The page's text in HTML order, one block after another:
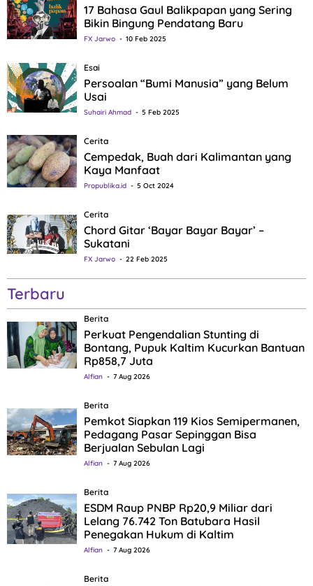
17 Bahasa Gaul Balikpapan yang Sering
Bikin Bingung Pendatang Baru
FX Jarwo 10 Feb 2025
Esai
Persoalan “Bumi Manusia” yang Belum
Usai
Suhairi Ahmad 5 Feb 2025
Cerita
Cempedak, Buah dari Kalimantan yang
Kaya Manfaat
Propublika.id 5 Oct 2024
Cerita
Chord Gitar ‘Bayar Bayar Bayar’ –
Sukatani
FX Jarwo 22 Feb 2025
Terbaru
Berita
Perkuat Pengendalian Stunting di
Bontang, Pupuk Kaltim Kucurkan Bantuan
Rp858,7 Juta
Alfian 7 Aug 2026
Berita
Pemkot Siapkan 119 Kios Semipermanen,
Pedagang Pasar Sepinggan Bisa
Berjualan Sebulan Lagi
Alfian 7 Aug 2026
Berita
ESDM Raup PNBP Rp20,9 Miliar dari
Lelang 76.742 Ton Batubara Hasil
Penegakan Hukum di Kaltim
Alfian 7 Aug 2026
Berita